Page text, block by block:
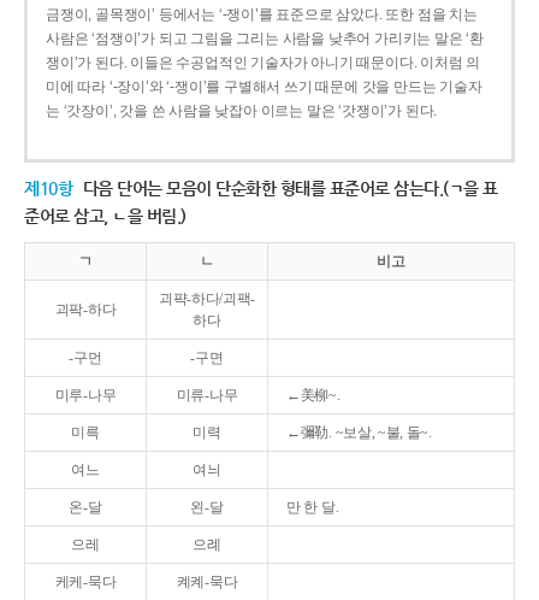
금쟁이, 골목쟁이’ 등에서는 ‘-쟁이’를 표준으로 삼았다. 또한 점을 치는
사람은 ‘점쟁이’가 되고 그림을 그리는 사람을 낮추어 가리키는 말은 ‘환
쟁이’가 된다. 이들은 수공업적인 기술자가 아니기 때문이다. 이처럼 의
미에 따라 ‘-장이’와 ‘-쟁이’를 구별해서 쓰기 때문에 갓을 만드는 기술자
는 ‘갓장이’, 갓을 쓴 사람을 낮잡아 이르는 말은 ‘갓쟁이’가 된다.
제10항 다음 단어는 모음이 단순화한 형태를 표준어로 삼는다.(ㄱ을 표
준어로 삼고, ㄴ을 버림.)
ㄱ ㄴ 비고
괴팍-하다
괴퍅-하다/괴팩-
하다
-구먼 -구면
미루-나무 미류-나무 ←美柳~.
미륵 미력 ←彌勒. ~보살, ~불, 돌~.
여느 여늬
온-달 왼-달 만 한 달.
으레 으례
케케-묵다 켸켸-묵다